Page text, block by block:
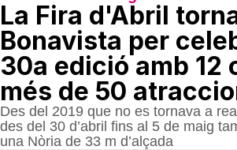
La Fira d'Abril
Bonavista per
30a edició amb 12
més de 50
Des del 2019 que no es tornava a
des del 30 d’abril fins al 5 de maig
una Nòria de 33 m d’alçada